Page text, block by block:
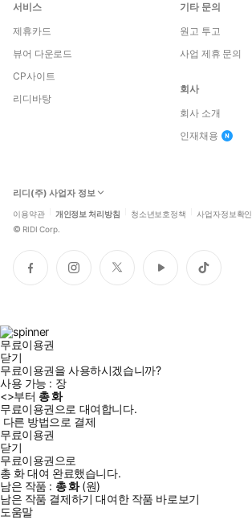
서비스
제휴카드
뷰어 다운로드
CP사이트
리디바탕
기타 문의
원고 투고
사업 제휴 문의
회사
회사 소개
인재채용
리디(주) 사업자 정보
이용약관 개인정보 처리방침 청소년보호정책 사업자정보확인
© RIDI Corp.
페
이
인
스
트
위
유
튜
틱
톡
무료이용권
닫기
무료이용권을 사용하시겠습니까?
사용 가능 : 장
<>부터 총화
무료이용권으로 대여합니다.
다른 방법으로 결제
무료이용권
닫기
무료이용권으로
총 화대여 완료했습니다.
남은 작품 : 총화(원)
남은 작품 결제하기 대여한 작품 바로보기
도움말